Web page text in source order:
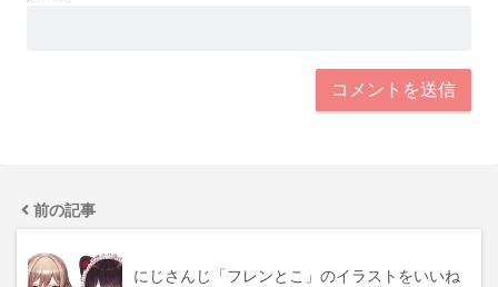
前の記事
にじさんじ「フレンとこ」のイラストをいいね